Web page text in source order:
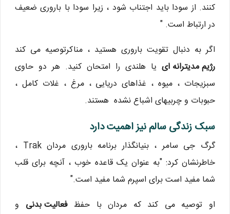
کنند. از سودا باید اجتناب شود ، زیرا سودا با باروری ضعیف
در ارتباط است. "
اگر به دنبال تقویت باروری هستید ، مناکرتوصیه می کند
رژیم مدیترانه ای یا هلندی را امتحان کنید. هر دو حاوی
سبزیجات ، میوه ، غذاهای دریایی ، مرغ ، غلات کامل ،
حبوبات و چربیهای اشباع نشده هستند.
سبک زندگی سالم نیز اهمیت دارد
گرگ جی سامر ، بنیانگذار برنامه باروری مردان Trak ،
خاطرنشان کرد: "به عنوان یک قاعده خوب ، آنچه برای قلب
شما مفید است برای اسپرم شما مفید است."
او توصیه می کند که مردان با حفظفعالیت بدنی و